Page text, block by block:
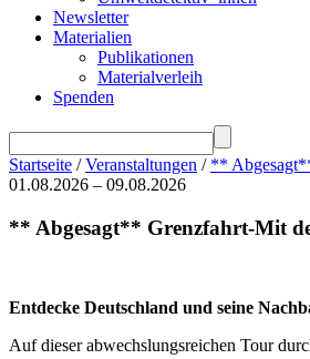
Newsletter
Materialien
Publikationen
Materialverleih
Spenden
Startseite /Veranstaltungen / **
01.08.2026 – 09.08.2026
** Abgesagt** Grenzfahrt-Mit
Entdecke Deutschland und seine
Auf dieser abwechslungsreichen Tour